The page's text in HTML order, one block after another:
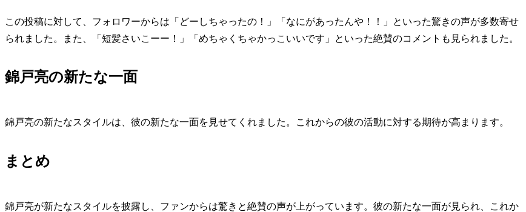
この投稿に対して、フォロワーからは「どーしちゃったの！」「なにがあったんや！！」といった驚きの声が多数寄せ
られました。また、「短髪さいこーー！」「めちゃくちゃかっこいいです」といった絶賛のコメントも見られました。
錦戸亮の新たな一面
錦戸亮の新たなスタイルは、彼の新たな一面を見せてくれました。これからの彼の活動に対する期待が高まります。
まとめ
錦戸亮が新たなスタイルを披露し、ファンからは驚きと絶賛の声が上がっています。彼の新たな一面が見られ、これか